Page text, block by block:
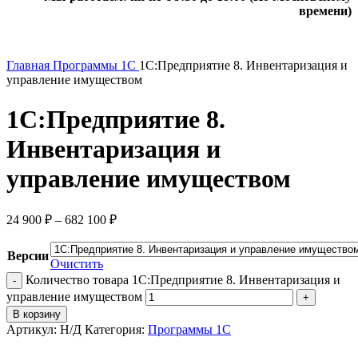
времени)
Главная Программы 1С 1С:Предприятие 8. Инвентаризация и
управление имуществом
1С:Предприятие 8.
Инвентаризация и
управление имуществом
24 900 ₽ – 682 100 ₽
Версии
Очистить
Количество товара 1С:Предприятие 8. Инвентаризация и
управление имуществом
В корзину
Артикул: Н/Д Категория: Программы 1С